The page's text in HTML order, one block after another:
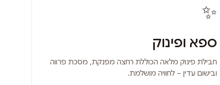
✨
ספא ופינוק
חבילת פינוק מלאה הכוללת רחצה מפנקת, מסכת פרווה
ובישום עדין – לחוויה מושלמת.